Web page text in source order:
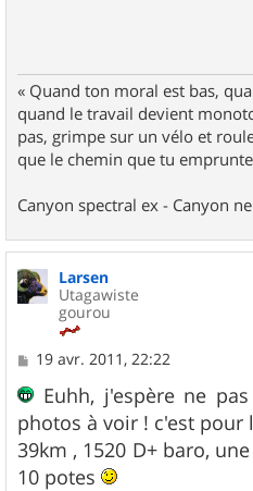
« Quand ton moral est bas,
quand le travail devient
pas, grimpe sur un vélo et
que le chemin que tu
Canyon spectral ex - Canyon
Larsen
Utagawiste
gourou
M
s
a
g
e
19 avr. 2011, 22:22
Euhh, j'espère ne
photos à voir ! c'est pour
39km , 1520 D+ baro,
10 potes